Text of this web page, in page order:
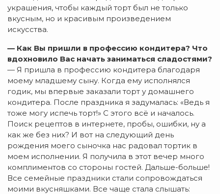
украшения, чтобы каждый торт был не только
вкусным, но и красивым произведением
искусства.
— Как Вы пришли в профессию кондитера? Что
вдохновило Вас начать заниматься сладостями?
— Я пришла в профессию кондитера благодаря
моему младшему сыну. Когда ему исполнялся
годик, мы впервые заказали торт у домашнего
кондитера. После праздника я задумалась: «Ведь я
тоже могу испечь торт!» С этого всё и началось.
Поиск рецептов в интернете, пробы, ошибки, ну а
как же без них? И вот на следующий день
рождения моего сыночка нас радовал тортик в
моем исполнении. Я получила в этот вечер много
комплиментов со стороны гостей. Дальше-больше!
Все семейные праздники стали сопровождаться
моими вкусняшками. Все чаще стала слышать: